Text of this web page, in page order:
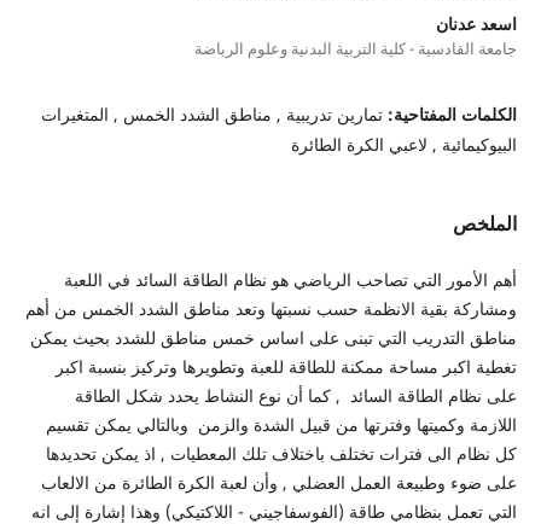
اسعد عدنان
جامعة القادسية - كلية التربية البدنية وعلوم الرياضة
الكلمات المفتاحية: تمارين تدريبية , مناطق الشدد الخمس , المتغيرات
البيوكيمائية , لاعبي الكرة الطائرة
الملخص
أهم الأمور التي تصاحب الرياضي هو نظام الطاقة السائد في اللعبة
ومشاركة بقية الانظمة حسب نسبتها وتعد مناطق الشدد الخمس من أهم
مناطق التدريب التي تبنى على اساس خمس مناطق للشدد بحيث يمكن
تغطية اكبر مساحة ممكنة للطاقة للعبة وتطويرها وتركيز بنسبة اكبر
على نظام الطاقة السائد , كما أن نوع النشاط يحدد شكل الطاقة
اللازمة وكميتها وفترتها من قبيل الشدة والزمن وبالتالي يمكن تقسيم
كل نظام الى فترات تختلف باختلاف تلك المعطيات , اذ يمكن تحديدها
على ضوء وطبيعة العمل العضلي , وأن لعبة الكرة الطائرة من الالعاب
التي تعمل بنظامي طاقة (الفوسفاجيني - اللاكتيكي) وهذا إشارة إلى انه